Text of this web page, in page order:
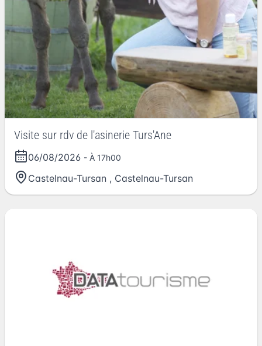
Visite sur rdv de l'asinerie Turs'Ane
06/08/2026 - À 17h00
Castelnau-Tursan , Castelnau-Tursan